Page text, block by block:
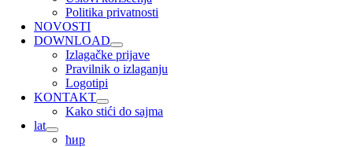
Politika privatnosti
NOVOSTI
DOWNLOAD
Izlagačke prijave
Pravilnik o izlaganju
Logotipi
KONTAKT
Kako stići do sajma
lat
ћир